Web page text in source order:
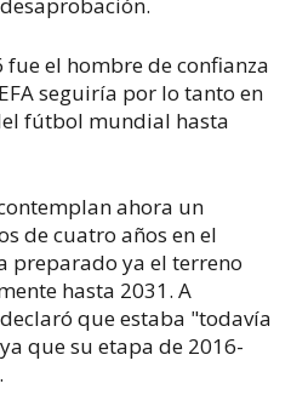
fue el hombre de confianza
seguiría por lo tanto en
fútbol mundial hasta
ahora un
de cuatro años en el
preparado ya el terreno
hasta 2031. A
que estaba "todavía
que su etapa de 2016-